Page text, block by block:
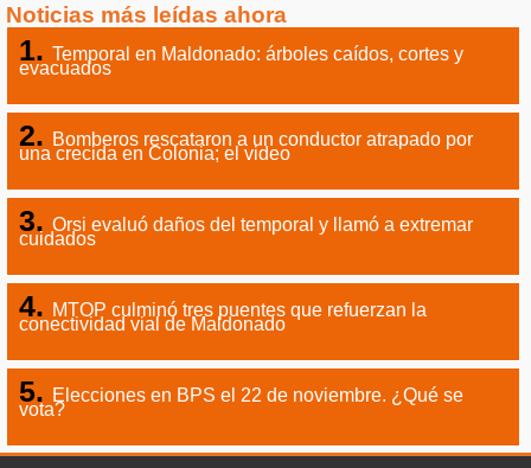
Noticias más leídas ahora
Temporal en Maldonado: árboles caídos, cortes y
evacuados
Bomberos rescataron a un conductor atrapado por
una crecida en Colonia; el video
Orsi evaluó daños del temporal y llamó a extremar
cuidados
MTOP culminó tres puentes que refuerzan la
conectividad vial de Maldonado
Elecciones en BPS el 22 de noviembre. ¿Qué se
vota?